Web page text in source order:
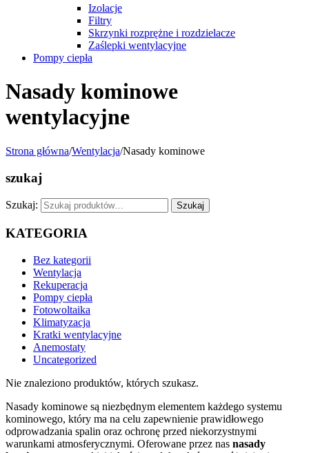
Izolacje
Filtry
Skrzynki rozprężne i rozdzielacze
Zaślepki wentylacyjne
Pompy ciepła
Nasady kominowe
wentylacyjne
Strona główna/Wentylacja/Nasady kominowe
szukaj
Szukaj: Szukaj
KATEGORIA
Bez kategorii
Wentylacja
Rekuperacja
Pompy ciepła
Fotowoltaika
Klimatyzacja
Kratki wentylacyjne
Anemostaty
Uncategorized
Nie znaleziono produktów, których szukasz.
Nasady kominowe są niezbędnym elementem każdego systemu
kominowego, który ma na celu zapewnienie prawidłowego
odprowadzania spalin oraz ochronę przed niekorzystnymi
warunkami atmosferycznymi. Oferowane przez nas nasady